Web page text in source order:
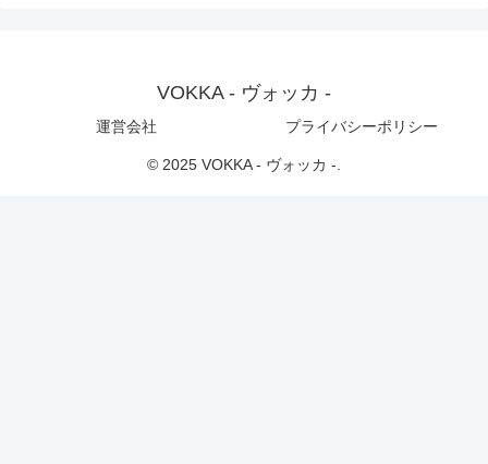
VOKKA - ヴォッカ -
運営会社 プライバシーポリシー
© 2025 VOKKA - ヴォッカ -.